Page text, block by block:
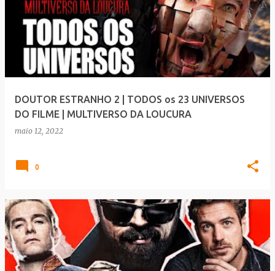
DOUTOR ESTRANHO 2 | TODOS os 23 UNIVERSOS
DO FILME | MULTIVERSO DA LOUCURA
maio 12, 2022
0